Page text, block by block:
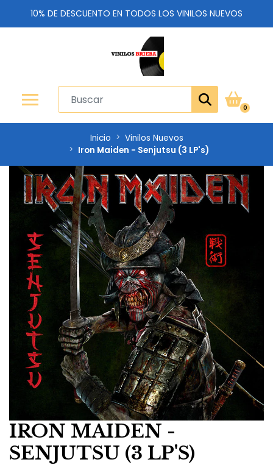
10% DE DESCUENTO EN TODOS LOS VINILOS NUEVOS
0
Inicio
Vinilos Nuevos
Iron Maiden - Senjutsu (3 LP's)
IRON MAIDEN -
SENJUTSU (3 LP'S)